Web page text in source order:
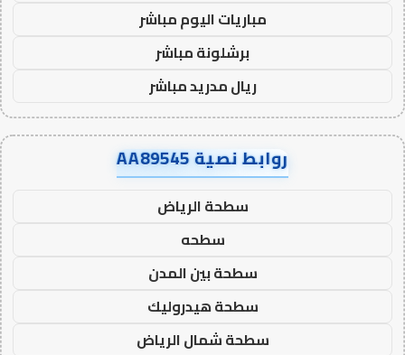
مباريات اليوم مباشر
برشلونة مباشر
ريال مدريد مباشر
روابط نصية AA89545
سطحة الرياض
سطحه
سطحة بين المدن
سطحة هيدروليك
سطحة شمال الرياض